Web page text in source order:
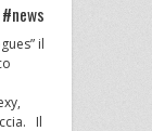
il
Il